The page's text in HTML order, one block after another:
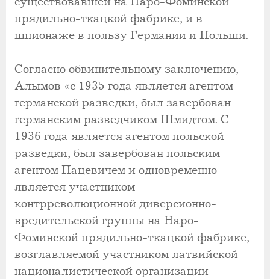
прядильно-ткацкой фабрике, и в
шпионаже в пользу Германии и Польши.
Согласно обвинительному заключению,
Алымов «с 1935 года является агентом
германской разведки, был завербован
германским разведчиком Шмидтом. С
1936 года является агентом польской
разведки, был завербован польским
агентом Пацевичем и одновременно
является участником
контрреволюционной диверсионно-
вредительской группы на Наро-
Фоминской прядильно-ткацкой фабрике,
возглавляемой участником латвийской
националистической организации